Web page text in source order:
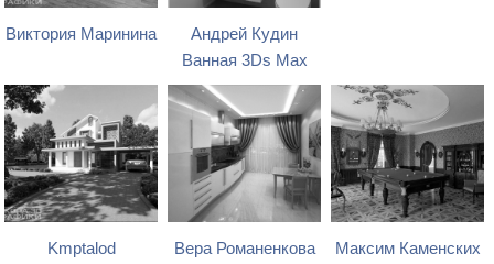
Виктория Маринина
Андрей Кудин
Ванная 3Ds Max
Kmptalod
Вера Романенкова
Максим Каменских